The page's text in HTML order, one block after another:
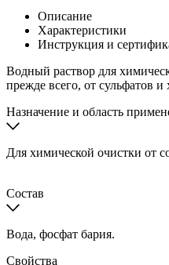
Описание
Характеристики
Инструкция и
Водный раствор для
прежде всего, от сульфатов
Назначение и область
Для химической очистки от
Состав
Вода, фосфат бария.
Свойства